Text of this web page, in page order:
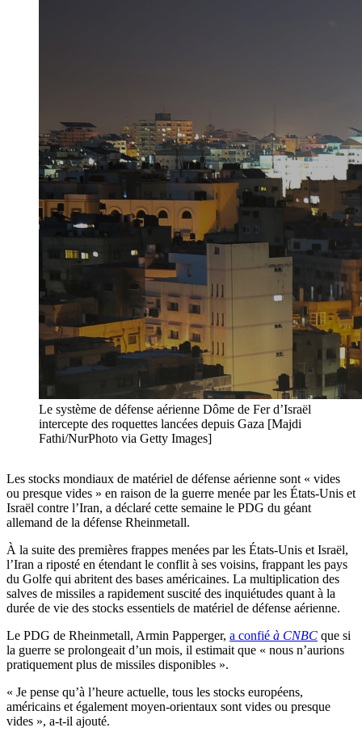
Le système de défense aérienne Dôme de Fer d’Israël
intercepte des roquettes lancées depuis Gaza [Majdi
Fathi/NurPhoto via Getty Images]
Les stocks mondiaux de matériel de défense aérienne sont « vides
ou presque vides » en raison de la guerre menée par les États-Unis et
Israël contre l’Iran, a déclaré cette semaine le PDG du géant
allemand de la défense Rheinmetall.
À la suite des premières frappes menées par les États-Unis et Israël,
l’Iran a riposté en étendant le conflit à ses voisins, frappant les pays
du Golfe qui abritent des bases américaines. La multiplication des
salves de missiles a rapidement suscité des inquiétudes quant à la
durée de vie des stocks essentiels de matériel de défense aérienne.
Le PDG de Rheinmetall, Armin Papperger, a confié à CNBC que si
la guerre se prolongeait d’un mois, il estimait que « nous n’aurions
pratiquement plus de missiles disponibles ».
« Je pense qu’à l’heure actuelle, tous les stocks européens,
américains et également moyen-orientaux sont vides ou presque
vides », a-t-il ajouté.